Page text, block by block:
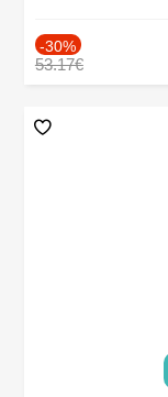
-30%
53.17€